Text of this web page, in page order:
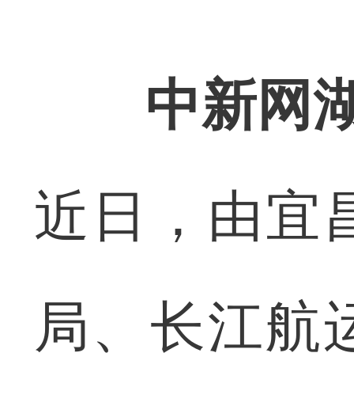
中新网
近日，由宜
局、长江航